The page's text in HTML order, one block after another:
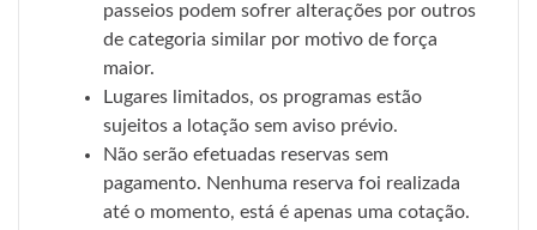
passeios podem sofrer alterações por outros
de categoria similar por motivo de força
maior.
Lugares limitados, os programas estão
sujeitos a lotação sem aviso prévio.
Não serão efetuadas reservas sem
pagamento. Nenhuma reserva foi realizada
até o momento, está é apenas uma cotação.